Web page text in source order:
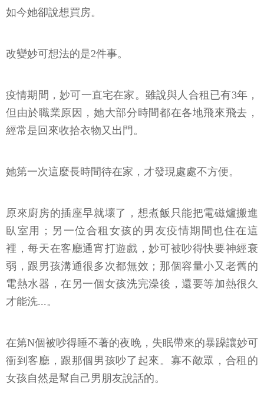
如今她卻說想買房。
改變妙可想法的是2件事。
疫情期間，妙可一直宅在家。雖說與人合租已有3年，
但由於職業原因，她大部分時間都在各地飛來飛去，
經常是回來收拾衣物又出門。
她第一次這麼長時間待在家，才發現處處不方便。
原來廚房的插座早就壞了，想煮飯只能把電磁爐搬進
臥室用；另一位合租女孩的男友疫情期間也住在這
裡，每天在客廳通宵打遊戲，妙可被吵得快要神經衰
弱，跟男孩溝通很多次都無效；那個容量小又老舊的
電熱水器，在另一個女孩洗完澡後，還要等加熱很久
才能洗...。
在第N個被吵得睡不著的夜晚，失眠帶來的暴躁讓妙可
衝到客廳，跟那個男孩吵了起來。寡不敵眾，合租的
女孩自然是幫自己男朋友說話的。